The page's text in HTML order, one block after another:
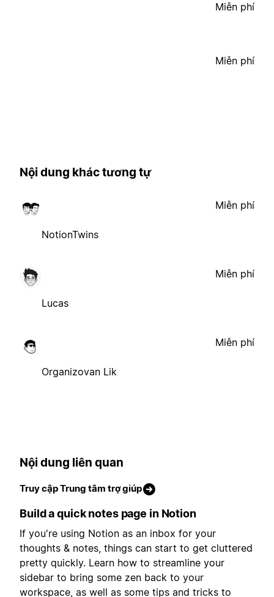
Miễn phí
Miễn phí
Nội dung khác tương tự
NotionTwins
Miễn phí
Lucas
Miễn phí
Organizovan Lik
Miễn phí
Nội dung liên quan
Truy cập Trung tâm trợ giúp
Build a quick notes page in Notion
If you're using Notion as an inbox for your
thoughts & notes, things can start to get cluttered
pretty quickly. Learn how to streamline your
sidebar to bring some zen back to your
workspace, as well as some tips and tricks to